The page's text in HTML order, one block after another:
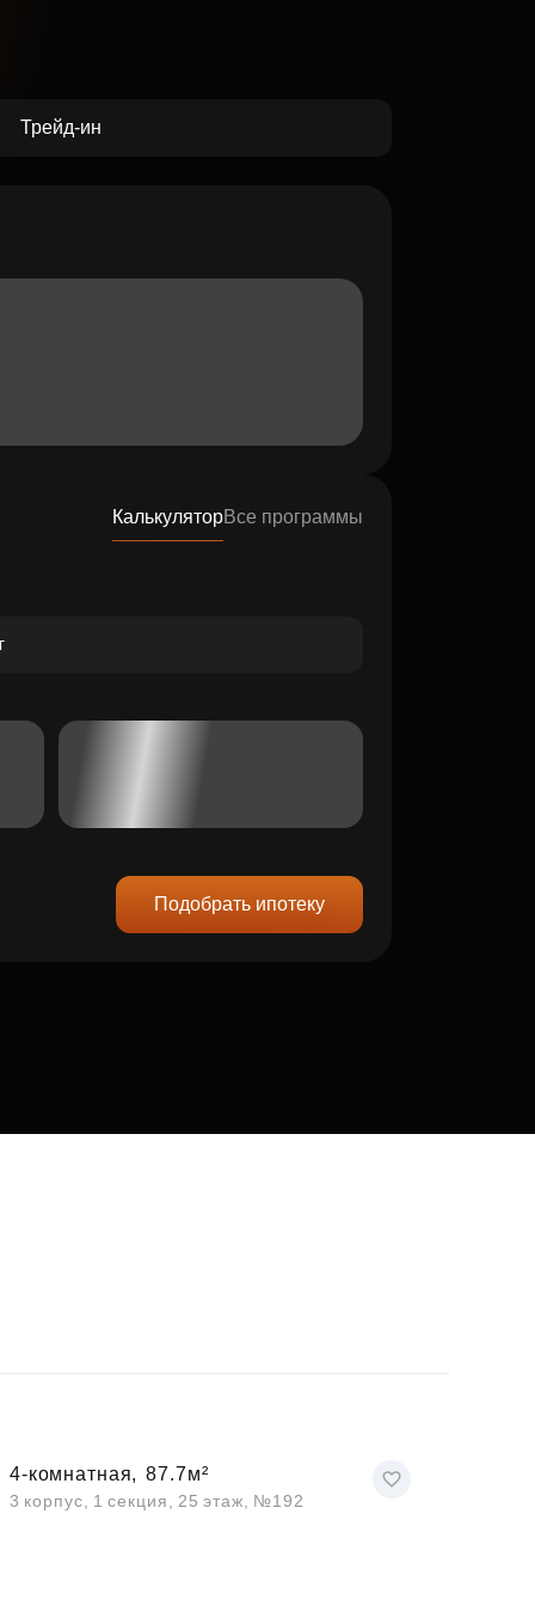
Трейд-ин
КалькуляторВсе программы
Подобрать ипотеку
4-комнатная, 87.7м²
3 корпус, 1 секция, 25 этаж, №192